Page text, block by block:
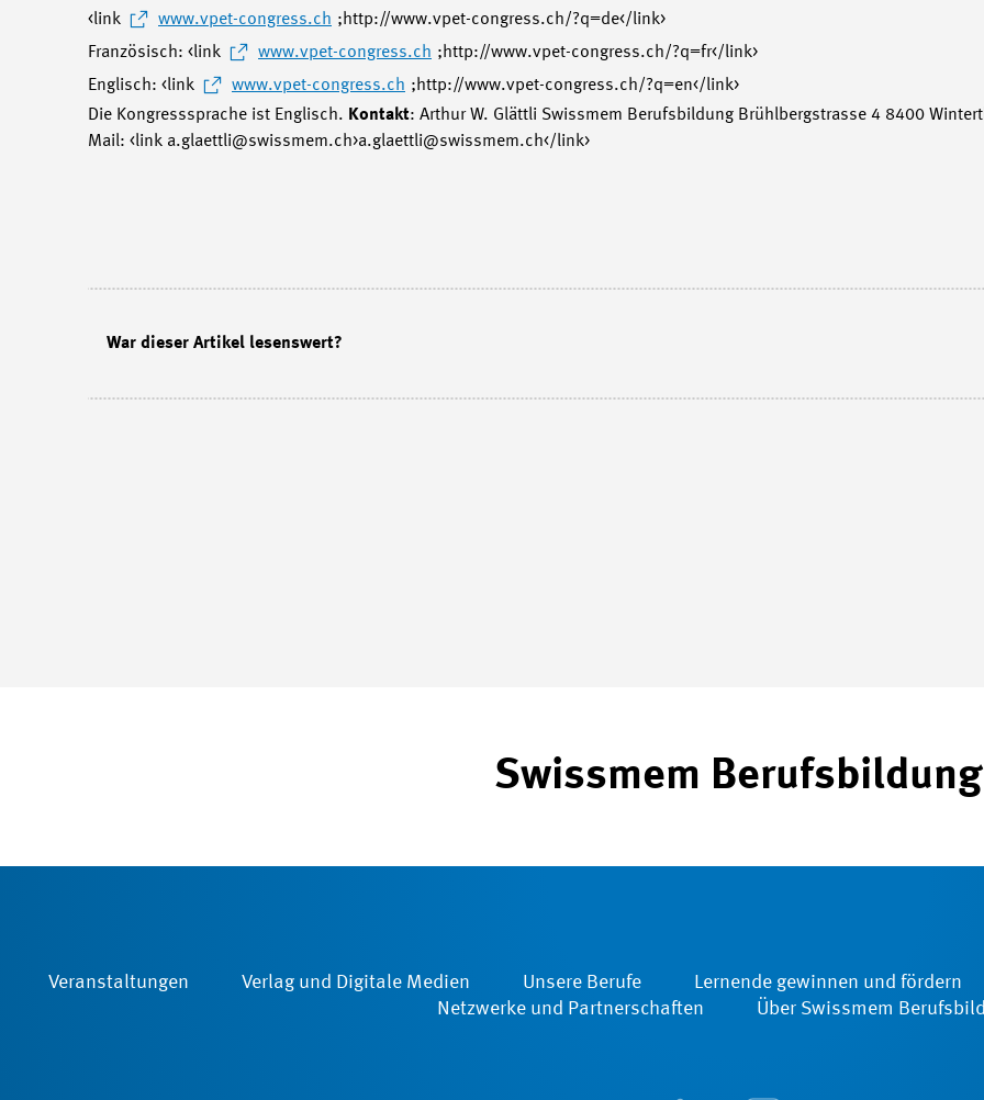
<link
www.vpet-congress.ch ;http://www.vpet-congress.ch/?q=de</link>
Französisch: <link
www.vpet-congress.ch ;http://www.vpet-congress.ch/?q=fr</link>
Englisch: <link
www.vpet-congress.ch ;http://www.vpet-congress.ch/?q=en</link>
Die Kongresssprache ist Englisch. Kontakt: Arthur W. Glättli Swissmem Berufsbildung Brühlbergstrasse 4 8400
Mail: <link a.glaettli@swissmem.ch>a.glaettli@swissmem.ch</link>
War dieser Artikel lesenswert?
Swissmem Berufsbildung
Veranstaltungen Verlag und Digitale Medien Unsere Berufe Lernende gewinnen und fördern
Netzwerke und Partnerschaften
Über Swissmem